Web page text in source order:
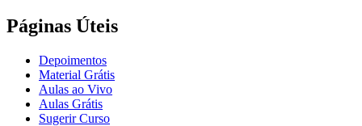
Páginas Úteis
Depoimentos
Material Grátis
Aulas ao Vivo
Aulas Grátis
Sugerir Curso